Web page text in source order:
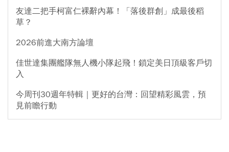
友達二把手柯富仁裸辭內幕！「落後群創」成最後稻
草？
2026前進大南方論壇
佳世達集團艦隊無人機小隊起飛！鎖定美日頂級客戶切
入
今周刊30週年特輯｜更好的台灣：回望精彩風雲，預
見前瞻行動